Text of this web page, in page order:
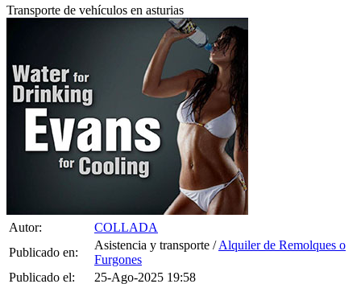
Publicado en:
Asistencia y transporte /
Furgones
Publicado el:
25-Ago-2025 19:58
Referencia:
762343